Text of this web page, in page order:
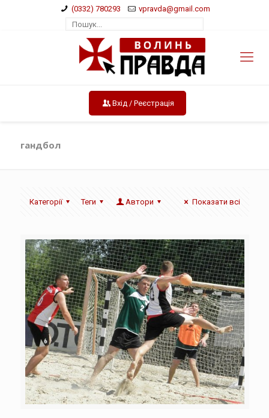
(0332) 780293 vpravda@gmail.com
Вхід / Реєстрація
гандбол
Категорії Теги Автори Показати всі